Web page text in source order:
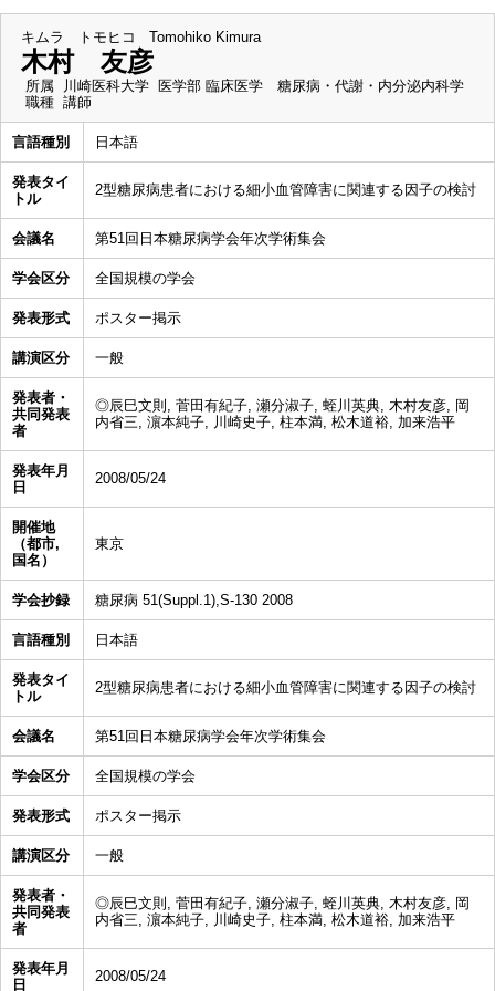
キムラ トモヒコ Tomohiko Kimura
木村 友彦
所属
川崎医科大学 医学部 臨床医学 糖尿病・代謝・内分泌内科学
職種 講師
言語種別 日本語
発表タイ
トル
2型糖尿病患者における細小血管障害に関連する因子の検討
会議名 第51回日本糖尿病学会年次学術集会
学会区分 全国規模の学会
発表形式 ポスター掲示
講演区分 一般
発表者・
共同発表
者
◎辰巳文則, 菅田有紀子, 瀬分淑子, 蛭川英典, 木村友彦, 岡
内省三, 濵本純子, 川崎史子, 柱本満, 松木道裕, 加来浩平
発表年月
日
2008/05/24
開催地
（都市,
国名）
東京
学会抄録 糖尿病 51(Suppl.1),S-130 2008
言語種別 日本語
発表タイ
トル
2型糖尿病患者における細小血管障害に関連する因子の検討
会議名 第51回日本糖尿病学会年次学術集会
学会区分 全国規模の学会
発表形式 ポスター掲示
講演区分 一般
発表者・
共同発表
者
◎辰巳文則, 菅田有紀子, 瀬分淑子, 蛭川英典, 木村友彦, 岡
内省三, 濵本純子, 川崎史子, 柱本満, 松木道裕, 加来浩平
発表年月
日
2008/05/24